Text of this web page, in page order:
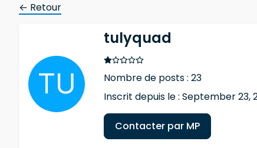
← Retour
tulyquad
Nombre de posts : 23
Inscrit depuis le : September 23,
Contacter par MP